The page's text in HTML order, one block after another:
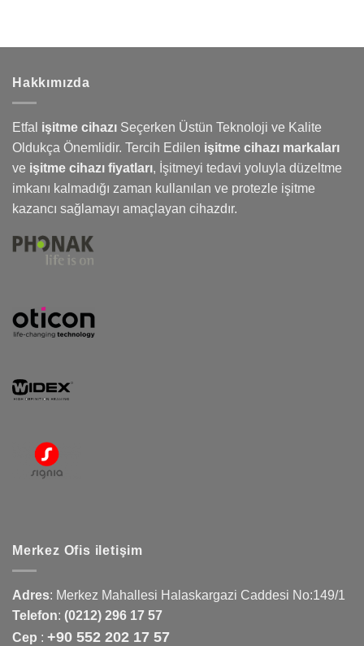
Hakkımızda
Etfal işitme cihazı Seçerken Üstün Teknoloji ve Kalite
Oldukça Önemlidir. Tercih Edilen işitme cihazı markaları
ve işitme cihazı fiyatları, İşitmeyi tedavi yoluyla düzeltme
imkanı kalmadığı zaman kullanılan ve protezle işitme
kazancı sağlamayı amaçlayan cihazdır.
Merkez Ofis iletişim
Adres: Merkez Mahallesi Halaskargazi Caddesi No:149/1
Telefon: (0212) 296 17 57
Cep : +90 552 202 17 57